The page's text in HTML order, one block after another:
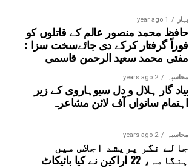
بہار 1 year ago
حافظ محمد منصور عالم کے قاتلوں کو
فوراً گرفتار کرکے دی جائےسخت سزا :
مفتی محمد سعید الرحمن قاسمی
محاسبہ 2 years ago
بیاد گار ہلال و دل سیوہاروی کے زیر
اہتمام ساتواں آف لائن مشاعرہ
محاسبہ 2 years ago
جالے نگر پریشد اجلاس میں
ہنگامہ، 22 اراکین نے کیا بائیکاٹ